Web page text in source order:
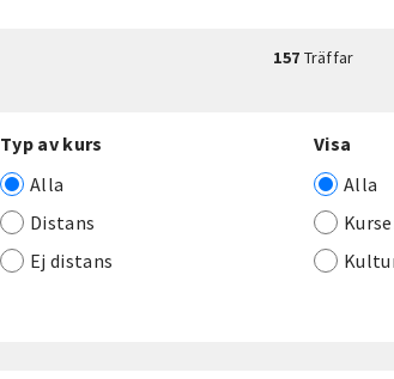
157 Träffar
Typ av kurs
Alla
Distans
Ej distans
Visa
Alla